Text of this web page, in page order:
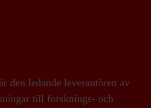
den ledande leverantören av
till forsknings- och